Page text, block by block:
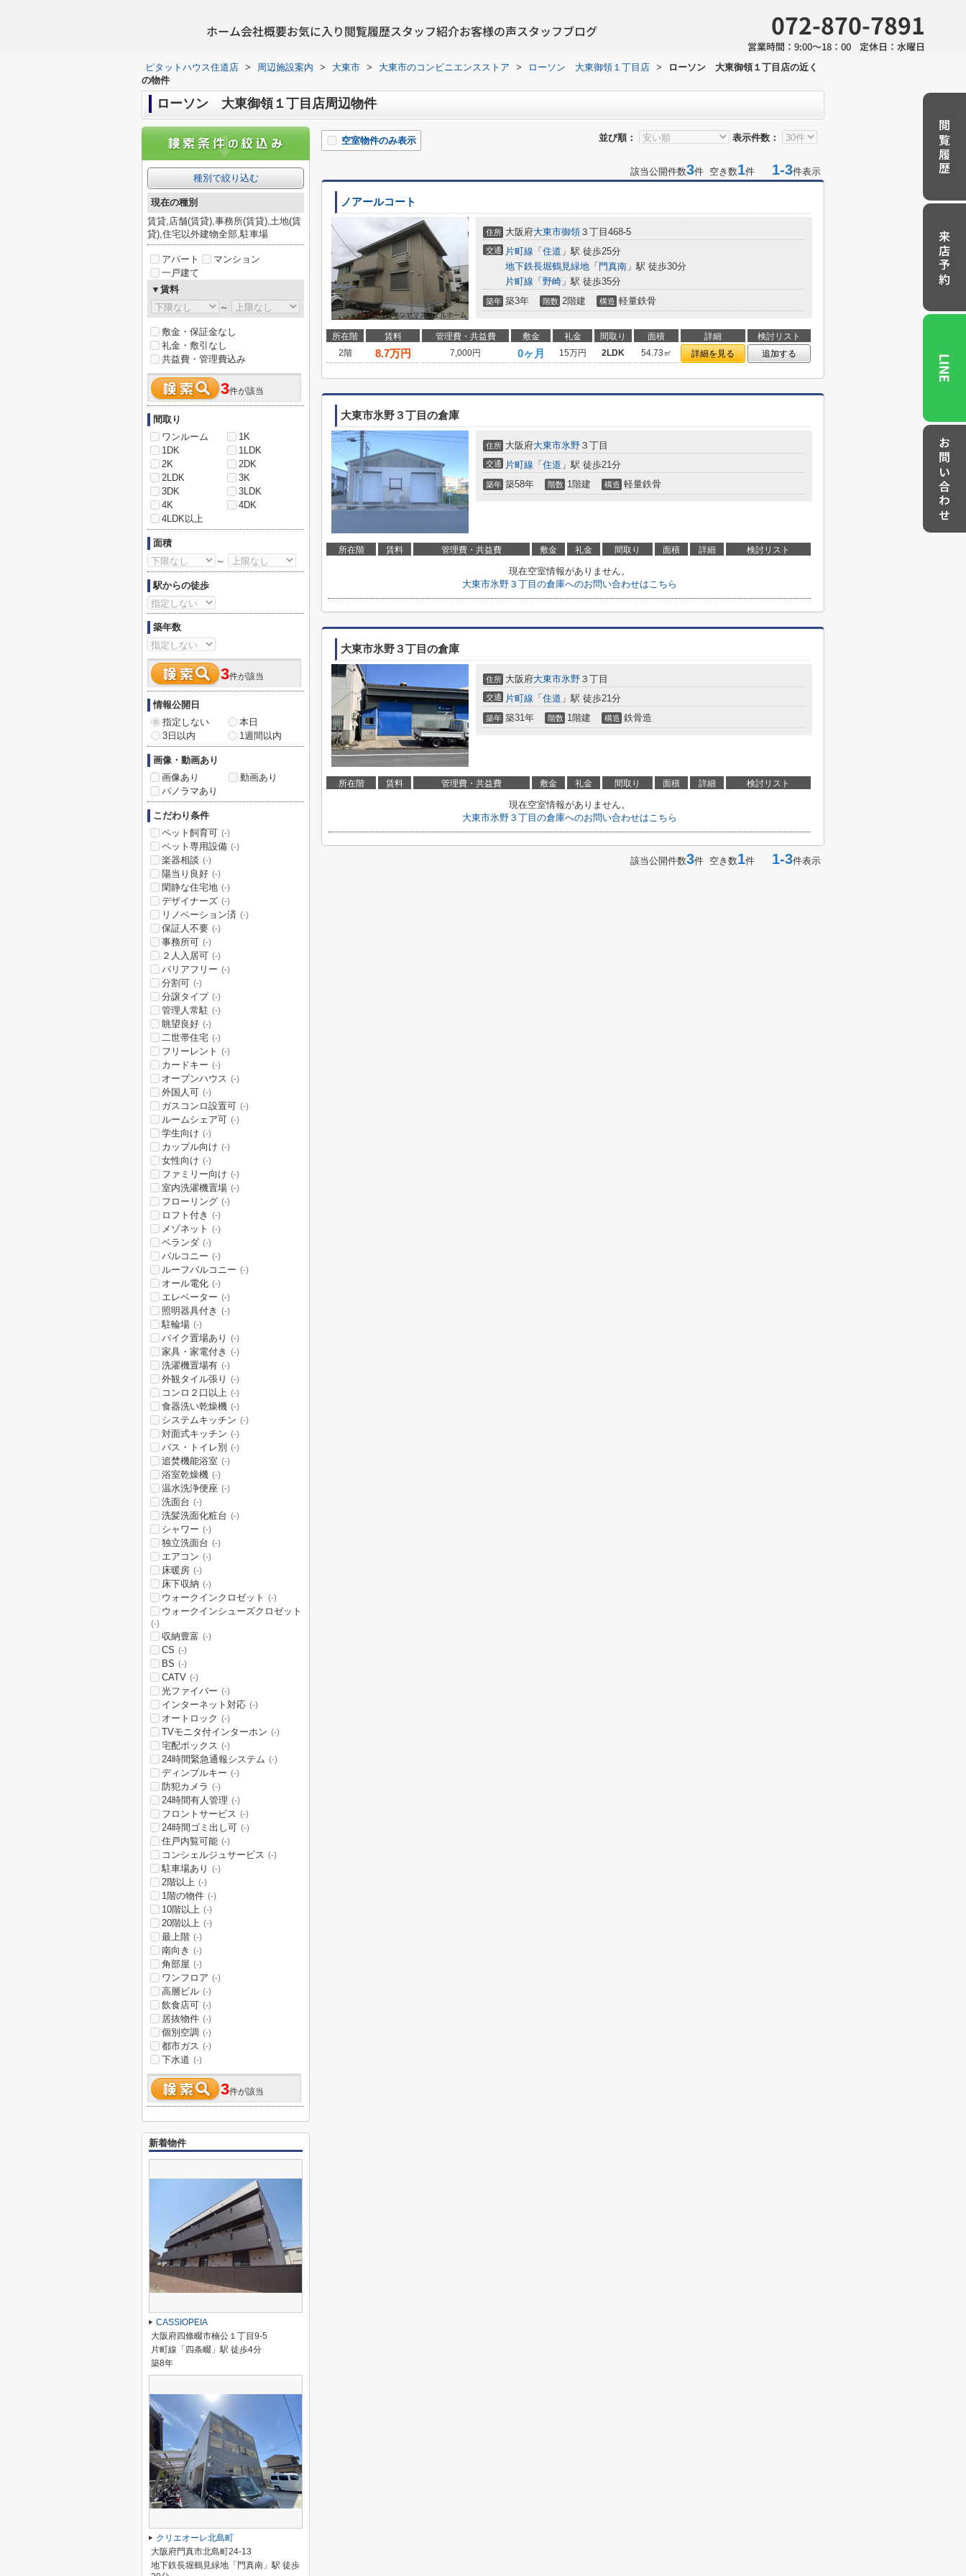
ホーム会社概要お気に入り閲覧履歴スタッフ紹介お客様の声スタッフブログ 072-870-7891
営業時間： 9:00～18：00 定休日： 水曜日
閲覧履歴
来店予約
LINE
お問い合わせ
ピタットハウス住道店 > 周辺施設案内 > 大東市 > 大東市のコンビニエンスストア > ローソン 大東御領１丁目店 >
ローソン 大東御領１丁目店の近く
の物件
ローソン 大東御領１丁目店周辺物件
並び順： 表示件数：
空室物件のみ表示
該当公開件数3件 空き数1件 1-3件表示
ノアールコート
住所 大阪府大東市御領 ３丁目468-5
交通 片町線 「 住道 」駅 徒歩25分
地下鉄長堀鶴見緑地 「 門真南 」駅 徒歩30分
片町線 「 野崎 」駅 徒歩35分
築年 築3年 階数 2階建 構造 軽量鉄骨
所在階 賃料 管理費・共益費 敷金 礼金 間取り 面積 詳細
検討リスト
2階
8.7万円 7,000円 0ヶ月 15万円 2LDK 54.73㎡ 詳細を見る 追加する
大東市氷野３丁目の倉庫
住所 大阪府大東市氷野 ３丁目
交通 片町線 「 住道 」駅 徒歩21分
築年 築58年 階数 1階建 構造 軽量鉄骨
所在階 賃料 管理費・共益費 敷金 礼金 間取り 面積 詳細 検討リスト
現在空室情報がありません。
大東市氷野３丁目の倉庫へのお問い合わせはこちら
大東市氷野３丁目の倉庫
住所 大阪府大東市氷野 ３丁目
交通 片町線 「 住道 」駅 徒歩21分
築年 築31年 階数 1階建 構造 鉄骨造
所在階 賃料 管理費・共益費 敷金 礼金 間取り 面積 詳細 検討リスト
現在空室情報がありません。
大東市氷野３丁目の倉庫へのお問い合わせはこちら
該当公開件数3件 空き数1件 1-3件表示
種別で絞り込む
現在の種別
賃貸,店舗(賃貸),事務所(賃貸),土地(賃
貸),住宅以外建物全部,駐車場
アパート
マンション
一戸建て
▼賃料
～
敷金・保証金なし
礼金・敷引なし
共益費・管理費込み
3件が該当
間取り
ワンルーム
1K
1DK
1LDK
2K
2DK
2LDK
3K
3DK
3LDK
4K
4DK
4LDK以上
面積
～
駅からの徒歩
築年数
3件が該当
情報公開日
指定しない
本日
3日以内
1週間以内
画像・動画あり
画像あり
動画あり
パノラマあり
こだわり条件
ペット飼育可 (-)
ペット専用設備 (-)
楽器相談 (-)
陽当り良好 (-)
閑静な住宅地 (-)
デザイナーズ (-)
リノベーション済 (-)
保証人不要 (-)
事務所可 (-)
２人入居可 (-)
バリアフリー (-)
分割可 (-)
分譲タイプ (-)
管理人常駐 (-)
眺望良好 (-)
二世帯住宅 (-)
フリーレント (-)
カードキー (-)
オープンハウス (-)
外国人可 (-)
ガスコンロ設置可 (-)
ルームシェア可 (-)
学生向け (-)
カップル向け (-)
女性向け (-)
ファミリー向け (-)
室内洗濯機置場 (-)
フローリング (-)
ロフト付き (-)
メゾネット (-)
ベランダ (-)
バルコニー (-)
ルーフバルコニー (-)
オール電化 (-)
エレベーター (-)
照明器具付き (-)
駐輪場 (-)
バイク置場あり (-)
家具・家電付き (-)
洗濯機置場有 (-)
外観タイル張り (-)
コンロ２口以上 (-)
食器洗い乾燥機 (-)
システムキッチン (-)
対面式キッチン (-)
バス・トイレ別 (-)
追焚機能浴室 (-)
浴室乾燥機 (-)
温水洗浄便座 (-)
洗面台 (-)
洗髪洗面化粧台 (-)
シャワー (-)
独立洗面台 (-)
エアコン (-)
床暖房 (-)
床下収納 (-)
ウォークインクロゼット (-)
ウォークインシューズクロゼット
(-)
収納豊富 (-)
CS (-)
BS (-)
CATV (-)
光ファイバー (-)
インターネット対応 (-)
オートロック (-)
TVモニタ付インターホン (-)
宅配ボックス (-)
24時間緊急通報システム (-)
ディンプルキー (-)
防犯カメラ (-)
24時間有人管理 (-)
フロントサービス (-)
24時間ゴミ出し可 (-)
住戸内覧可能 (-)
コンシェルジュサービス (-)
駐車場あり (-)
2階以上 (-)
1階の物件 (-)
10階以上 (-)
20階以上 (-)
最上階 (-)
南向き (-)
角部屋 (-)
ワンフロア (-)
高層ビル (-)
飲食店可 (-)
居抜物件 (-)
個別空調 (-)
都市ガス (-)
下水道 (-)
3件が該当
新着物件
CASSIOPEIA
大阪府四條畷市楠公１丁目9-5
片町線「四条畷」駅 徒歩4分
築8年
クリエオーレ北島町
大阪府門真市北島町24-13
地下鉄長堀鶴見緑地「門真南」駅 徒歩